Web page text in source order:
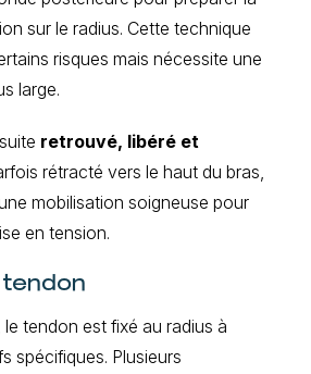
sur le radius. Cette technique
risques mais nécessite une
large.
retrouvé, libéré et
rétracté vers le haut du bras,
mobilisation soigneuse pour
en tension.
tendon est fixé au radius à
spécifiques. Plusieurs